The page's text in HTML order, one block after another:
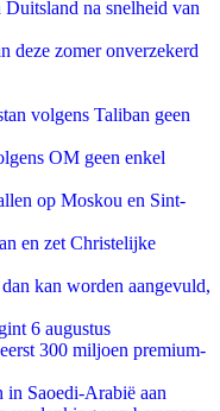
na snelheid van
deze zomer onverzekerd
volgens Taliban geen
OM geen enkel
op Moskou en Sint-
en zet Christelijke
kan worden aangevuld,
6 augustus
300 miljoen premium-
Saoedi-Arabië aan